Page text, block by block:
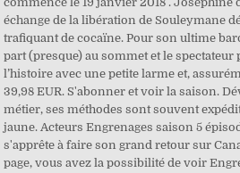
échange de la libération de Souleymane
trafiquant de cocaïne. Pour son ultime
part (presque) au sommet et le
l’histoire avec une petite larme et,
39,98 EUR. S'abonner et voir la saison.
métier, ses méthodes sont souvent
jaune. Acteurs Engrenages saison 5
s'apprête à faire son grand retour sur
page, vous avez la possibilité de voir